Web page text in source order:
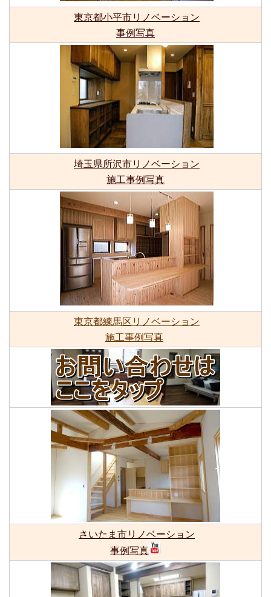
東京都小平市リノベーション
事例写真
埼玉県所沢市リノベーション
施工事例写真
東京都練馬区リノベーション
施工事例写真
さいたま市リノベーション
事例写真